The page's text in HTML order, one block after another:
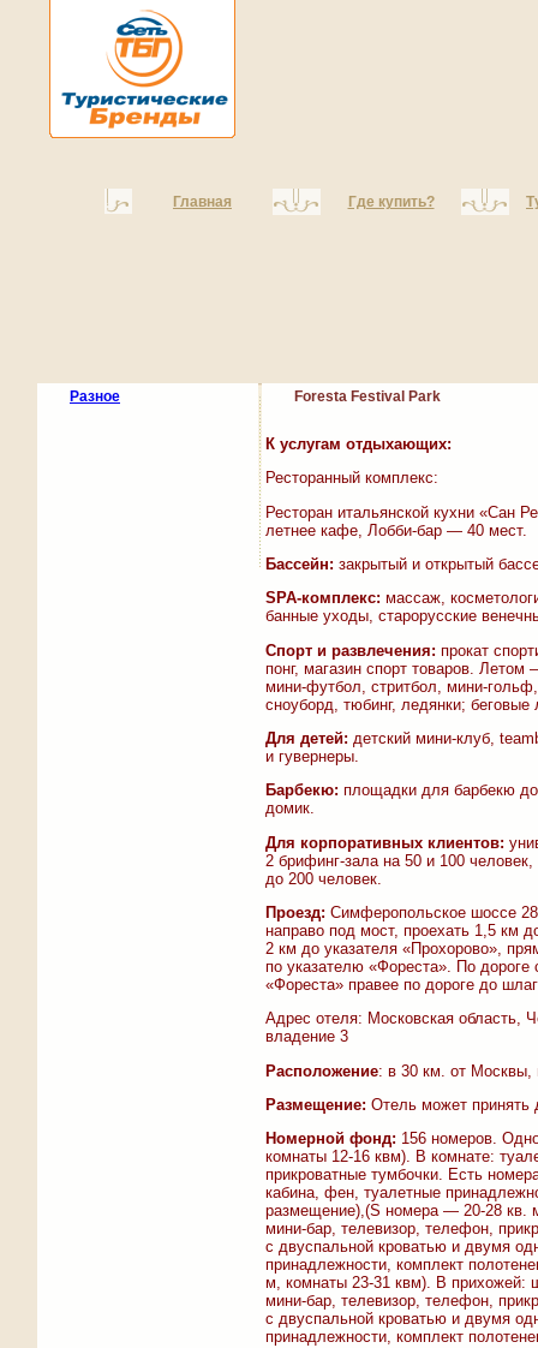
Главная Где купить?
Разное Foresta Festival Park
К услугам отдыхающих:
Ресторанный комплекс:
Ресторан итальянской кухни «Сан
летнее кафе, Лобби-бар — 40 мест.
Бассейн: закрытый и открытый
SPA-комплекс: массаж,
банные уходы, старорусские
Спорт и развлечения: прокат
понг, магазин спорт товаров.
мини-футбол, стритбол, мини-
сноуборд, тюбинг, ледянки; беговые
Для детей: детский мини-клуб,
и гувернеры.
Барбекю: площадки для барбекю
домик.
Для корпоративных клиентов:
2 брифинг-зала на 50 и 100
до 200 человек.
Проезд: Симферопольское шоссе
направо под мост, проехать 1,5 км
2 км до указателя «Прохорово»,
по указателю «Фореста». По
«Фореста» правее по дороге до
Адрес отеля: Московская область,
владение 3
Расположение: в 30 км. от
Размещение: Отель может принять
Номерной фонд: 156 номеров.
комнаты 12-16 квм). В комнате:
прикроватные тумбочки. Есть
кабина, фен, туалетные
размещение),(S номера — 20-28 кв.
мини-бар, телевизор, телефон,
с двуспальной кроватью и двумя
принадлежности, комплект
м, комнаты 23-31 квм). В прихожей:
мини-бар, телевизор, телефон,
с двуспальной кроватью и двумя
принадлежности, комплект